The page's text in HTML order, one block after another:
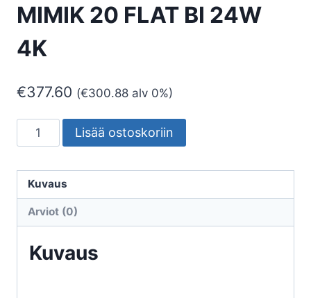
MIMIK 20 FLAT BI 24W
4K
€377.60 (€300.88 alv 0%)
SEINÄVALAISIN
ULKO
20
FLAT
4K
Lisää ostoskoriin
Kuvaus
Arviot (0)
Kuvaus